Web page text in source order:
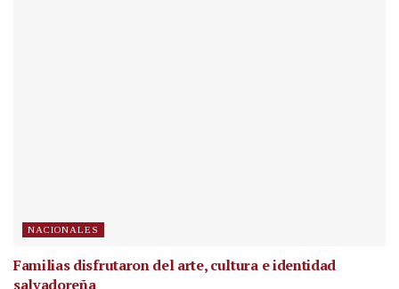
NACIONALES
Familias disfrutaron del arte, cultura e identidad
salvadoreña